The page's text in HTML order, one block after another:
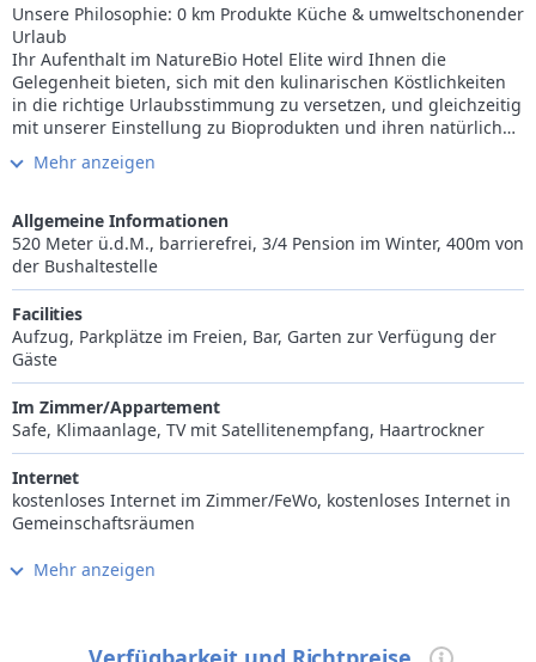
Unsere Philosophie: 0 km Produkte Küche & umweltschonender
Urlaub
Ihr Aufenthalt im NatureBio Hotel Elite wird Ihnen die
Gelegenheit bieten, sich mit den kulinarischen Köstlichkeiten
in die richtige Urlaubsstimmung zu versetzen, und gleichzeitig
mit unserer Einstellung zu Bioprodukten und ihren natürlichen
Auch die Gegend um das NatureBio Hotel Elite spiegelt diese
Umweltverschmutzung, Almen – mit ihrer Blumenpracht – und
steil in den Himmel ragende Berggipfel schenken einzigartige
Urlaubstage, in denen die Bergkette des Lagorai und der
Levico-see mit seinem kristallklaren Wasser, das zu einem
Sprung ins kühle Nass einlädt, als unbeschreiblich schöne
Kulisse fungieren.
Mehr anzeigen
Allgemeine Informationen
520 Meter ü.d.M., barrierefrei, 3/4 Pension im Winter, 400m von
der Bushaltestelle
Facilities
Aufzug, Parkplätze im Freien, Bar, Garten zur Verfügung der
Gäste
Im Zimmer/Appartement
Safe, Klimaanlage, TV mit Satellitenempfang, Haartrockner
Internet
kostenloses Internet im Zimmer/FeWo, kostenloses Internet in
Gemeinschaftsräumen
KücheMehr anzeigen